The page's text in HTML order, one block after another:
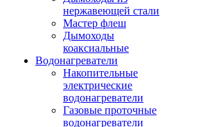
нержавеющей стали
Мастер флеш
Дымоходы
коаксиальные
Водонагреватели
Накопительные
электрические
водонагреватели
Газовые проточные
водонагреватели